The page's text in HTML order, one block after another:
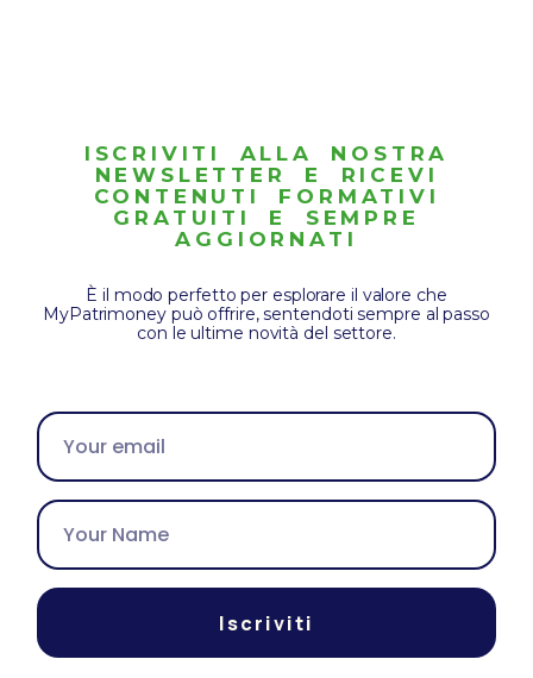
ISCRIVITI ALLA NOSTRA
NEWSLETTER E RICEVI
CONTENUTI FORMATIVI
GRATUITI E SEMPRE
AGGIORNATI
È il modo perfetto per esplorare il valore che
MyPatrimoney può offrire, sentendoti sempre al passo
con le ultime novità del settore.
Iscriviti